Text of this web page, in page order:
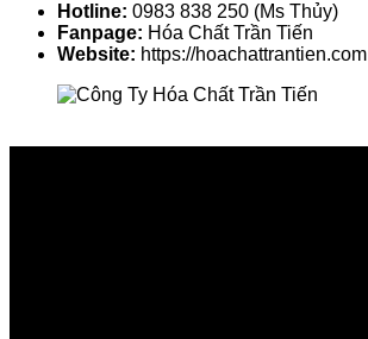
Hotline: 0983 838 250 (Ms Thủy)
Fanpage: Hóa Chất Trần Tiến
Website: https://hoachattrantien.com